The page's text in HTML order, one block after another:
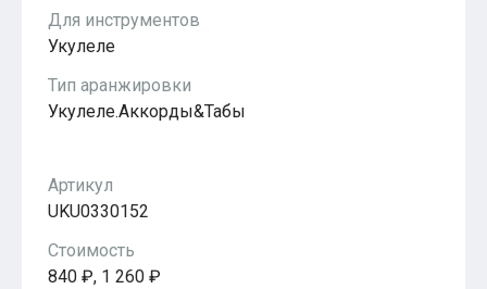
для различных игр
Minecraft
Five Nights at Freddy’s
Популярное
Бесплатные
Для инструментов
Укулеле
Тип аранжировки
Укулеле.Аккорды&Табы
Артикул
UKU0330152
Стоимость
840 ₽, 1 260 ₽